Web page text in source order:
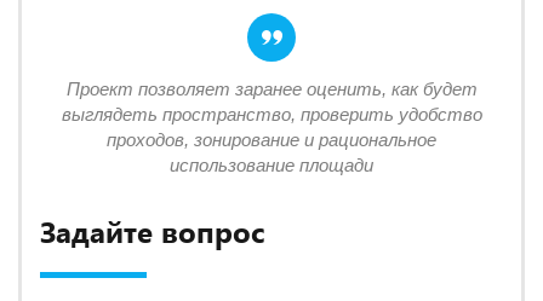
Задайте вопрос
Проект позволяет заранее оценить, как будет
выглядеть пространство, проверить удобство
проходов, зонирование и рациональное
использование площади